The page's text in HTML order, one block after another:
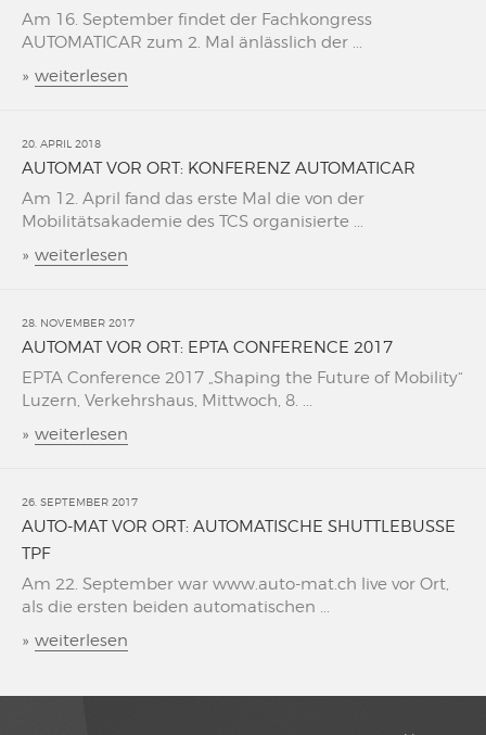
Am 16. September findet der Fachkongress
AUTOMATICAR zum 2. Mal änlässlich der ...
» weiterlesen
20. APRIL 2018
AUTOMAT VOR ORT: KONFERENZ AUTOMATICAR
Am 12. April fand das erste Mal die von der
Mobilitätsakademie des TCS organisierte ...
» weiterlesen
28. NOVEMBER 2017
AUTOMAT VOR ORT: EPTA CONFERENCE 2017
EPTA Conference 2017 „Shaping the Future of Mobility“
Luzern, Verkehrshaus, Mittwoch, 8. ...
» weiterlesen
26. SEPTEMBER 2017
AUTO-MAT VOR ORT: AUTOMATISCHE SHUTTLEBUSSE
TPF
Am 22. September war www.auto-mat.ch live vor Ort,
als die ersten beiden automatischen ...
» weiterlesen